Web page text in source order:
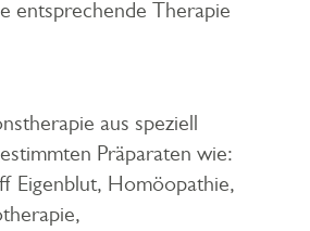
entsprechende Therapie
aus speziell
Präparaten wie:
Eigenblut, Homöopathie,